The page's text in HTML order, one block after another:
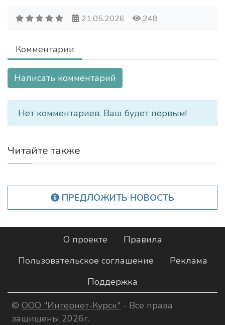
21.05.2026 248
Комментарии
Написать комментарий
Нет комментариев. Ваш будет первым!
Читайте также
ПРЕДЛОЖИТЬ НОВОСТЬ
О проекте
Правила
Пользовательское соглашение
Реклама
Поддержка
© ООО "Интернет-Курск" - Все права
защищены 2026г.